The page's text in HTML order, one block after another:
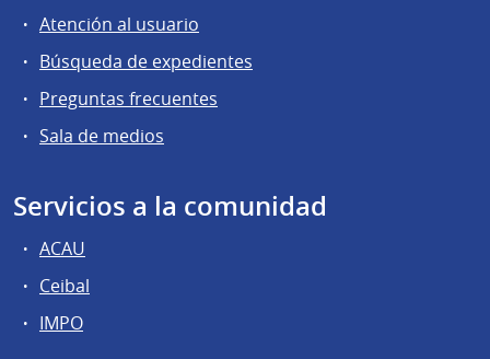
Atención al usuario
Búsqueda de expedientes
Preguntas frecuentes
Sala de medios
Servicios a la comunidad
ACAU
Ceibal
IMPO